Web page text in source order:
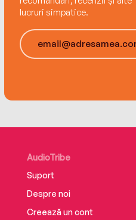
lucruri simpatice.
AudioTribe
Suport
Despre noi
Creează un cont